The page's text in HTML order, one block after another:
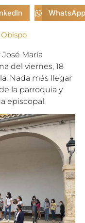
WhatsApp
Obispo
María
del viernes, 18
Nada más llegar
la parroquia y
episcopal.